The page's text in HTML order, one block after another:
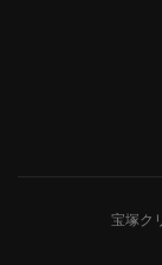
宝塚ク